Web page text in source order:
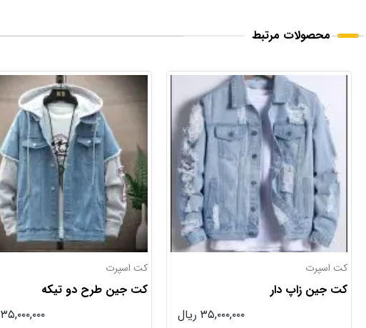
محصولات مرتبط
کت اسپرت
کت جین طرح دو تیکه
۳۵,۰۰۰,۰۰۰ ریال
کاپشن
کاپشن داخل آستر خاص
۳۵,۰۰۰,۰۰۰ ریال